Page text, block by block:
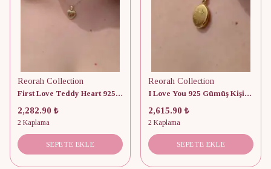
Reorah Collection
First Love Teddy Heart 925 Gümüş Kişiye Özel Fotoğraflı Kapaklı Kolye
2,282.90 ₺
2 Kaplama
SEPETE EKLE
Reorah Collection
I Love You 925 Gümüş Kişiye Özel Fotoğraflı Kapaklı Kolye
2,615.90 ₺
2 Kaplama
SEPETE EKLE